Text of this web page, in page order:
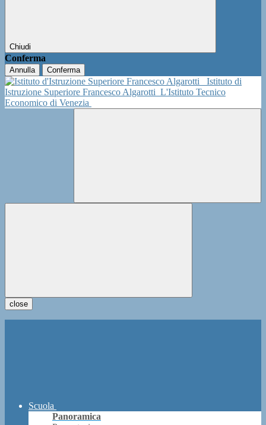
Chiudi
Conferma
Annulla Conferma
Istituto di
Istruzione Superiore Francesco Algarotti L'Istituto Tecnico
Economico di Venezia
close
Scuola
Panoramica